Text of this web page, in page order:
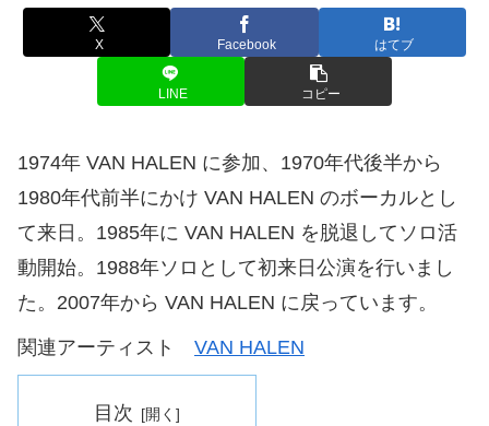
X Facebook はてブ
LINE コピー
1974年 VAN HALEN に参加、1970年代後半から
1980年代前半にかけ VAN HALEN のボーカルとし
て来日。1985年に VAN HALEN を脱退してソロ活
動開始。1988年ソロとして初来日公演を行いまし
た。2007年から VAN HALEN に戻っています。
関連アーティスト VAN HALEN
目次